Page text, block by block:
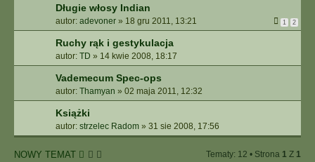
Długie włosy Indian
autor: adevoner » 18 gru 2011, 13:21 1 2
Ruchy rąk i gestykulacja
autor: TD » 14 kwie 2008, 18:17
Vademecum Spec-ops
autor: Thamyan » 02 maja 2011, 12:32
Książki
autor: strzelec Radom » 31 sie 2008, 17:56
NOWY TEMAT Tematy: 12 • Strona 1 Z 1